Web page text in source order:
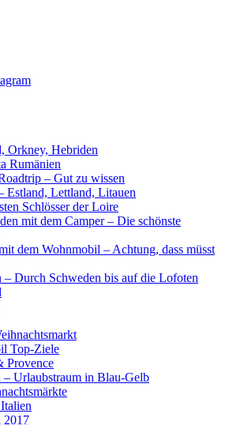
Orkney, Hebriden
Rumänien
– Gut zu wissen
Estland, Lettland, Litauen
Schlösser der Loire
mit dem Camper – Die schönste
dem Wohnmobil – Achtung, dass müsst
– Durch Schweden bis auf die Lofoten
Top-Ziele
Provence
– Urlaubstraum in Blau-Gelb
2017